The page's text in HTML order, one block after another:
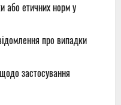
або етичних норм у
про випадки
застосування